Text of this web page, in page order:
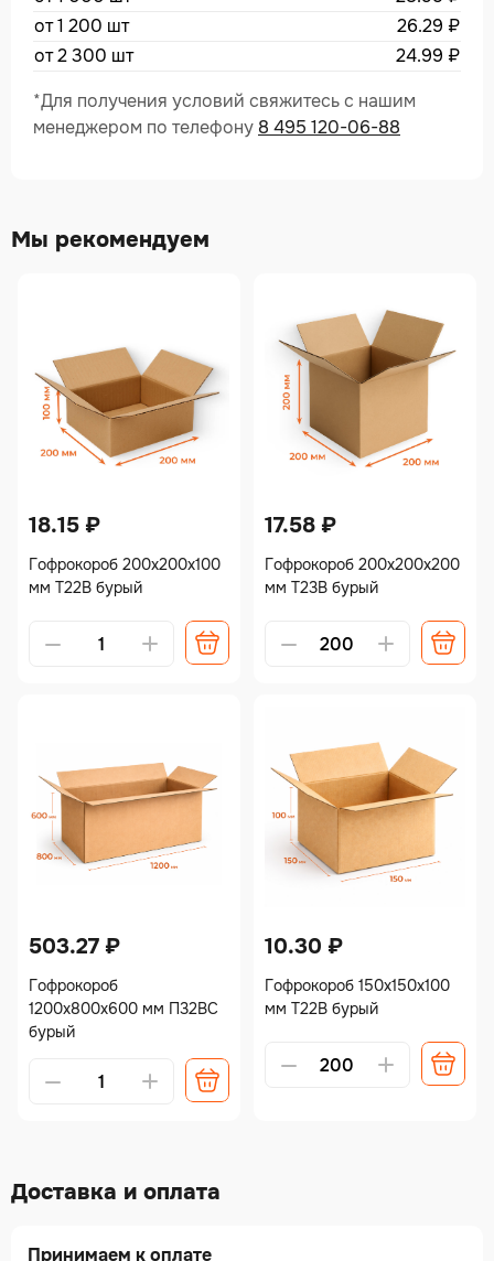
от 1 200 шт
26.29 ₽
от 2 300 шт
24.99 ₽
*Для получения условий свяжитесь с нашим
менеджером по телефону 8 495 120-06-88
Мы рекомендуем
18.15 ₽
Гофрокороб 200х200х100
мм Т22В бурый
Alternative:
17.58 ₽
Гофрокороб 200х200х200
мм Т23В бурый
Alternative:
503.27 ₽
Гофрокороб
1200х800х600 мм П32ВС
бурый
Alternative:
10.30 ₽
Гофрокороб 150х150х100
мм Т22В бурый
Alternative:
Доставка и оплата
Принимаем к оплате